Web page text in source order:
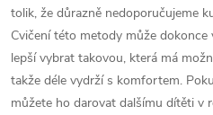
tolik, že důrazně nedoporučujeme
Cvičení této metody může dokonce
lepší vybrat takovou, která má
takže déle vydrží s komfortem.
můžete ho darovat dalšímu dítěti v